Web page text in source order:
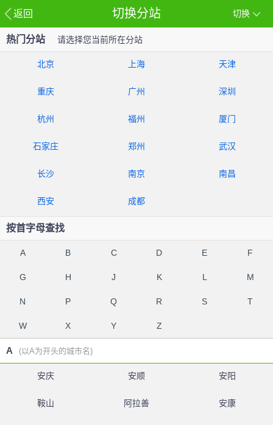
返回 切换
切换分站
热门分站 请选择您当前所在分站
北京 上海 天津
重庆 广州 深圳
杭州 福州 厦门
石家庄 郑州 武汉
长沙 南京 南昌
西安 成都
按首字母查找
A B C D E F
G H J K L M
N P Q R S T
W X Y Z
A (以A为开头的城市名)
安庆 安顺 安阳
鞍山 阿拉善 安康